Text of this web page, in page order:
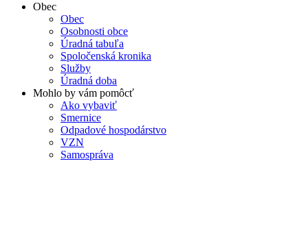
Obec
Obec
Osobnosti obce
Úradná tabuľa
Spoločenská kronika
Služby
Úradná doba
Mohlo by vám pomôcť
Ako vybaviť
Smernice
Odpadové hospodárstvo
VZN
Samospráva